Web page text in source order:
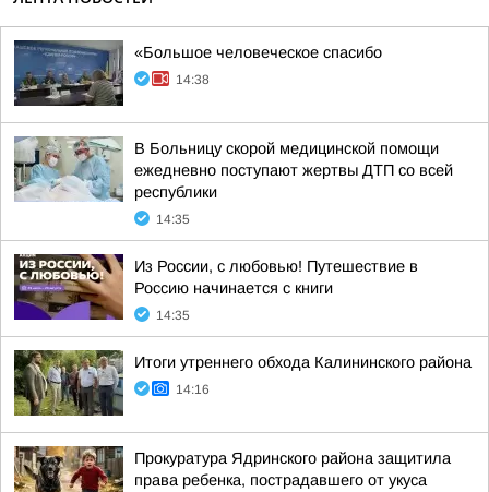
«Большое человеческое спасибо
14:38
В Больницу скорой медицинской помощи
ежедневно поступают жертвы ДТП со всей
республики
14:35
Из России, с любовью! Путешествие в
Россию начинается с книги
14:35
Итоги утреннего обхода Калининского района
14:16
Прокуратура Ядринского района защитила
права ребенка, пострадавшего от укуса